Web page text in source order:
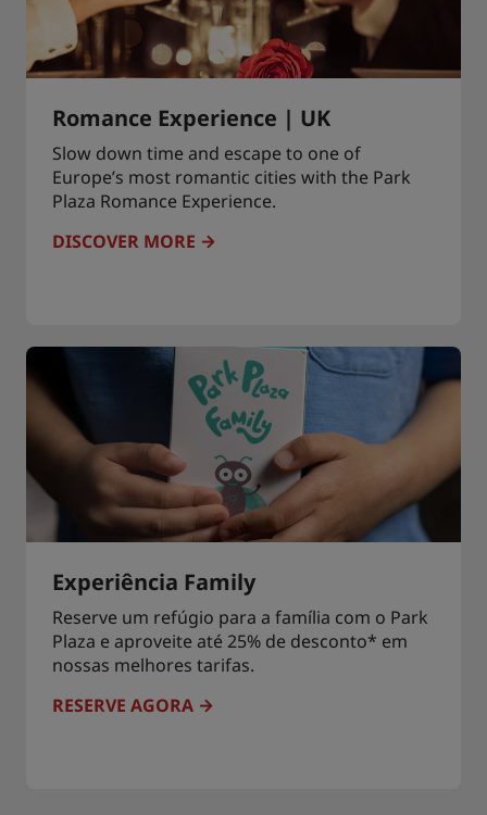
Romance Experience | UK
Slow down time and escape to one of
Europe’s most romantic cities with the Park
Plaza Romance Experience.
DISCOVER MORE
Experiência Family
Reserve um refúgio para a família com o Park
Plaza e aproveite até 25% de desconto* em
nossas melhores tarifas.
RESERVE AGORA